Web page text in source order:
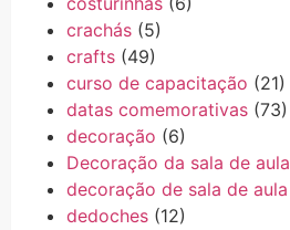
crachás (5)
crafts (49)
curso de capacitação (21)
datas comemorativas (73)
decoração (6)
Decoração da sala de aula
decoração de sala de aula
dedoches (12)